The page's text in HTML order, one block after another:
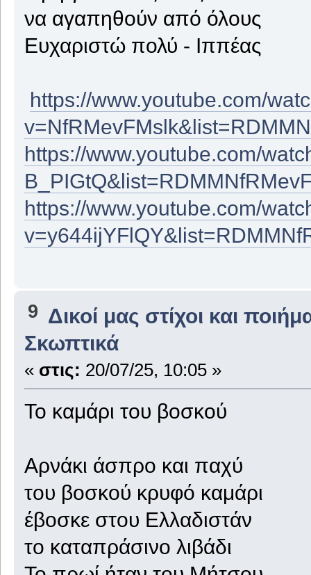
να αγαπηθούν από όλους
Ευχαριστώ πολύ - Ιππέας
https://www.youtube.com/
https://www.youtube.com/
https://www.youtube.com/
9 Δικοί μας στίχοι και
Σκωπτικά
« στις: 20/07/25, 10:05 »
Το καμάρι του βοσκού
Αρνάκι άσπρο και παχύ
του βοσκού κρυφό καμάρι
έβοσκε στου Ελλαδιστάν
το καταπράσινο λιβάδι